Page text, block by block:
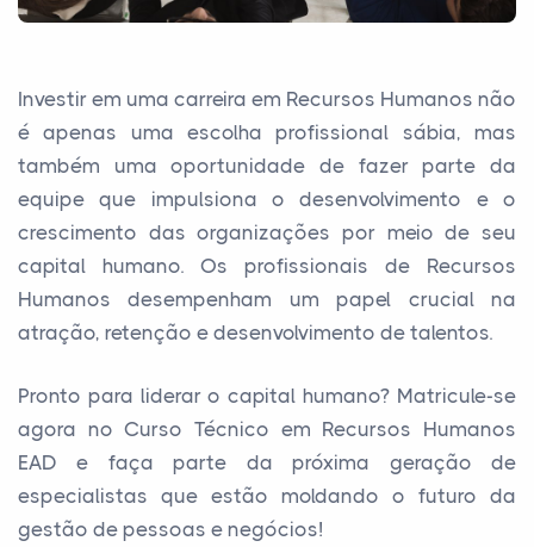
Investir em uma carreira em Recursos Humanos não
é apenas uma escolha profissional sábia, mas
também uma oportunidade de fazer parte da
equipe que impulsiona o desenvolvimento e o
crescimento das organizações por meio de seu
capital humano. Os profissionais de Recursos
Humanos desempenham um papel crucial na
atração, retenção e desenvolvimento de talentos.
Pronto para liderar o capital humano? Matricule-se
agora no Curso Técnico em Recursos Humanos
EAD e faça parte da próxima geração de
especialistas que estão moldando o futuro da
gestão de pessoas e negócios!